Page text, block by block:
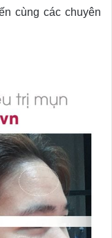
cùng các chuyên